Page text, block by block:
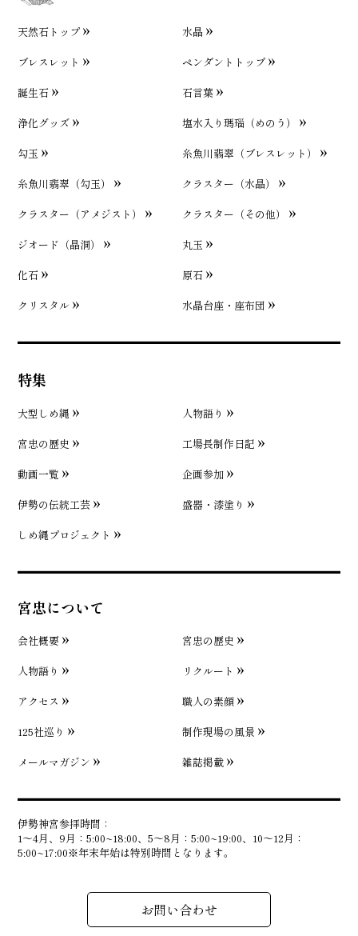
天然石トップ
水晶
ブレスレット
ペンダントトップ
誕生石
石言葉
浄化グッズ
塩水入り瑪瑙（めのう）
勾玉
糸魚川翡翠（ブレスレット）
糸魚川翡翠（勾玉）
クラスター（水晶）
クラスター（アメジスト）
クラスター（その他）
ジオード（晶洞）
丸玉
化石
原石
クリスタル
水晶台座・座布団
特集
大型しめ縄
人物語り
宮忠の歴史
工場長制作日記
動画一覧
企画参加
伊勢の伝統工芸
盛器・漆塗り
しめ縄プロジェクト
宮忠について
会社概要
宮忠の歴史
人物語り
リクルート
アクセス
職人の素顔
125社巡り
制作現場の風景
メールマガジン
雑誌掲載
伊勢神宮参拝時間：
1〜4月、9月：5:00~18:00、5〜8月：5:00~19:00、10〜12月：
5:00~17:00※年末年始は特別時間となります。
お問い合わせ